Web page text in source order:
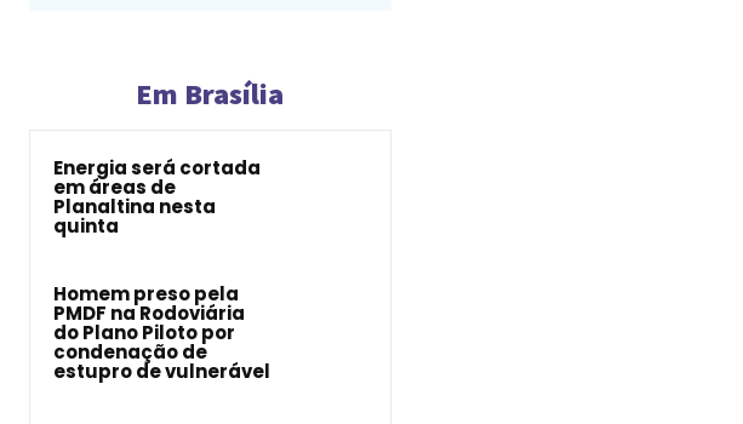
Em Brasília
Energia será cortada
em áreas de
Planaltina nesta
quinta
Homem preso pela
PMDF na Rodoviária
do Plano Piloto por
condenação de
estupro de vulnerável